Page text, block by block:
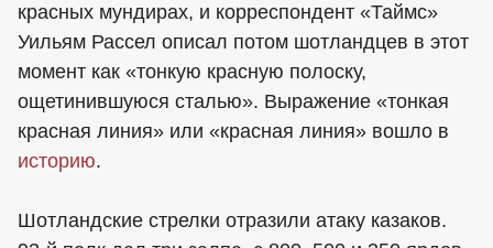
красных мундирах, и корреспондент «Таймс»
Уильям Рассел описал потом шотландцев в этот
момент как «тонкую красную полоску,
ощетинившуюся сталью». Выражение «тонкая
красная линия» или «красная линия» вошло в
историю.
Шотландские стрелки отразили атаку казаков.